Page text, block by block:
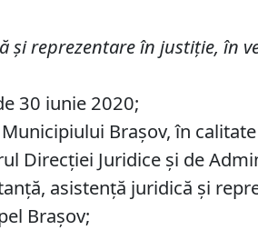
reprezentare în justiţie, în
30 iunie 2020;
Braşov, în
Direcţiei Juridice şi de
asistenţă juridică şi
Braşov;